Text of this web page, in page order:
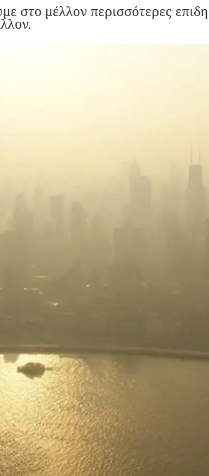
στο μέλλον περισσότερες